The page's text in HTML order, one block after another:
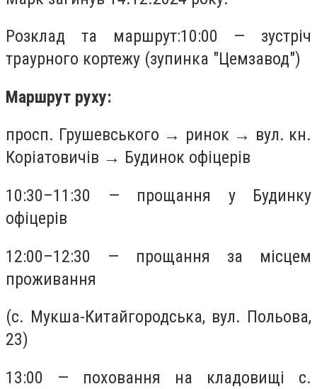
Розклад та маршрут:10:00 — зустріч
траурного кортежу (зупинка "Цемзавод")
Маршрут руху:
просп. Грушевського → ринок → вул. кн.
Коріатовичів → Будинок офіцерів
10:30–11:30 — прощання у Будинку
офіцерів
12:00–12:30 — прощання за місцем
проживання
(с. Мукша-Китайгородська, вул. Польова,
23)
13:00 — поховання на кладовищі с.